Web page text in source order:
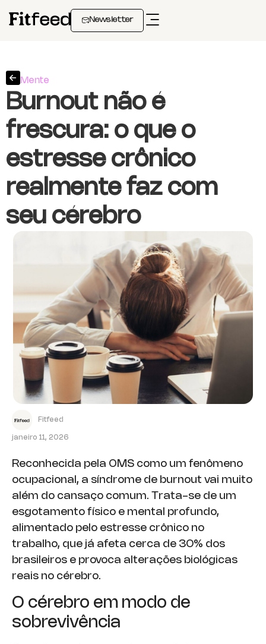
Newsletter
Mente
Burnout não é
frescura: o que o
estresse crônico
realmente faz com
seu cérebro
Fitfeed
janeiro 11, 2026
Reconhecida pela OMS como um fenômeno
ocupacional, a síndrome de burnout vai muito
além do cansaço comum. Trata-se de um
esgotamento físico e mental profundo,
alimentado pelo estresse crônico no
trabalho, que já afeta cerca de 30% dos
brasileiros e provoca alterações biológicas
reais no cérebro.
O cérebro em modo de
sobrevivência